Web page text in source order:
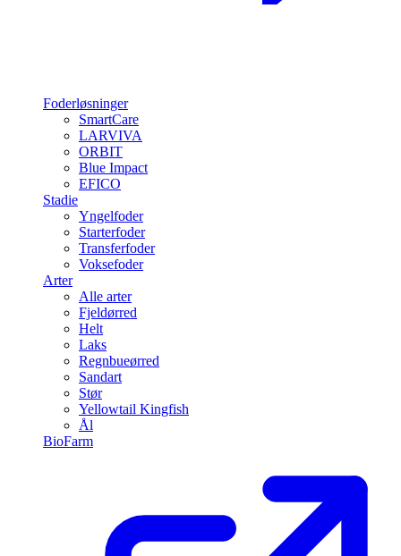
Foderløsninger
SmartCare
LARVIVA
ORBIT
Blue Impact
EFICO
Stadie
Yngelfoder
Starterfoder
Transferfoder
Voksefoder
Arter
Alle arter
Fjeldørred
Helt
Laks
Regnbueørred
Sandart
Stør
Yellowtail Kingfish
Ål
BioFarm